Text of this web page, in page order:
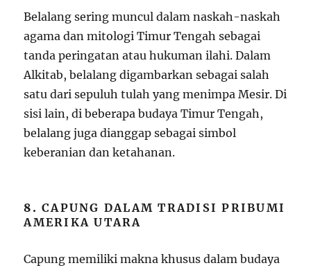
Belalang sering muncul dalam naskah-naskah
agama dan mitologi Timur Tengah sebagai
tanda peringatan atau hukuman ilahi. Dalam
Alkitab, belalang digambarkan sebagai salah
satu dari sepuluh tulah yang menimpa Mesir. Di
sisi lain, di beberapa budaya Timur Tengah,
belalang juga dianggap sebagai simbol
keberanian dan ketahanan.
8.CAPUNG DALAM TRADISI PRIBUMI
AMERIKA UTARA
Capung memiliki makna khusus dalam budaya